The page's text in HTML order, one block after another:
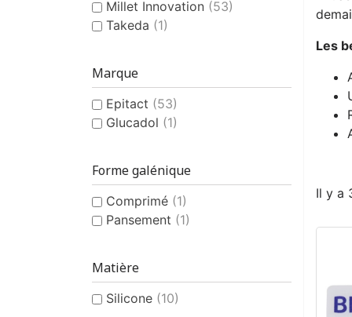
Millet Innovation (53)
Takeda (1)
Marque
Epitact (53)
Glucadol (1)
Forme galénique
Comprimé (1)
Pansement (1)
Matière
Silicone (10)
Les
Il y a